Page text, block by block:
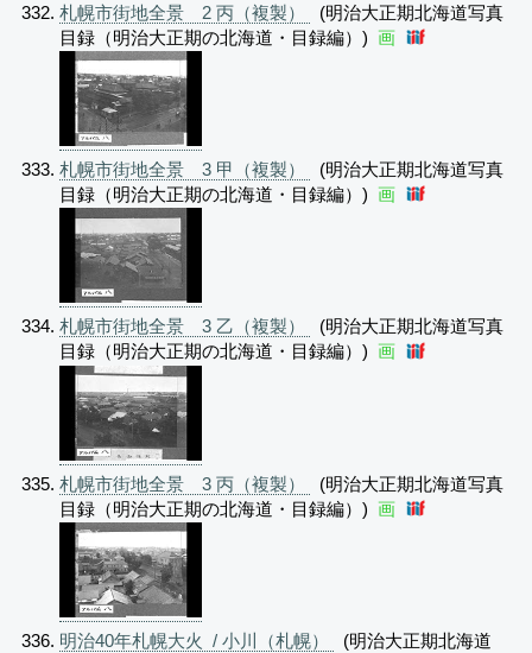
札幌市街地全景 2 丙（複製）
(明治大正期北海道写真
目録（明治大正期の北海道・目録編）) 画
札幌市街地全景 3 甲（複製）
(明治大正期北海道写真
目録（明治大正期の北海道・目録編）) 画
札幌市街地全景 3 乙（複製）
(明治大正期北海道写真
目録（明治大正期の北海道・目録編）) 画
札幌市街地全景 3 丙（複製）
(明治大正期北海道写真
目録（明治大正期の北海道・目録編）) 画
明治40年札幌大火 / 小川（札幌）
(明治大正期北海道